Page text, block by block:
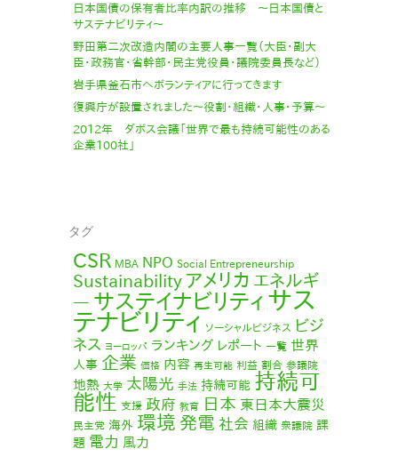
日本国債の保有者比率内訳の推移 〜日本国債と
サステナビリティ〜
野田第二次改造内閣の主要人事一覧（大臣・副大
臣・政務官・省幹部・民主党役員・議院委員長など）
岩手県釜石市へボランティアに行ってきます
復興庁が設置されました〜役割・組織・人事・予算〜
2012年 ダボス会議「世界で最も持続可能性のある
企業100社」
タグ
CSR MBA NPO Social Entrepreneurship
Sustainability アメリカ エネルギ
ー サステイナビリティ サス
テナビリティ ソーシャルビジネス
ビジ
ネス
ヨーロッパ ランキング レポート 一覧 世界
人事 企業 価格 内容 再生可能 利益 割合 参議院
地熱 大学 太陽光 手法 持続可能 持続可
能性 支援 政府 教育 日本 東日本大震災
民主党 海外 環境 発電 社会 組織 衆議院 課
題 電力 風力